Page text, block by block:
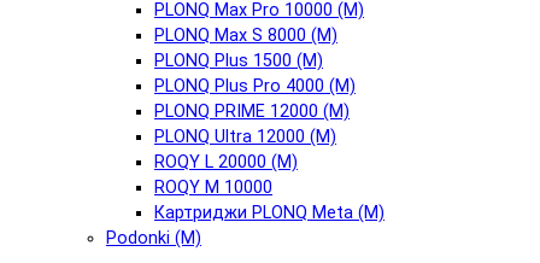
PLONQ Max Pro 10000 (М)
PLONQ Max S 8000 (М)
PLONQ Plus 1500 (М)
PLONQ Plus Pro 4000 (М)
PLONQ PRIME 12000 (М)
PLONQ Ultra 12000 (М)
ROQY L 20000 (М)
ROQY M 10000
Картриджи PLONQ Meta (М)
Podonki (М)